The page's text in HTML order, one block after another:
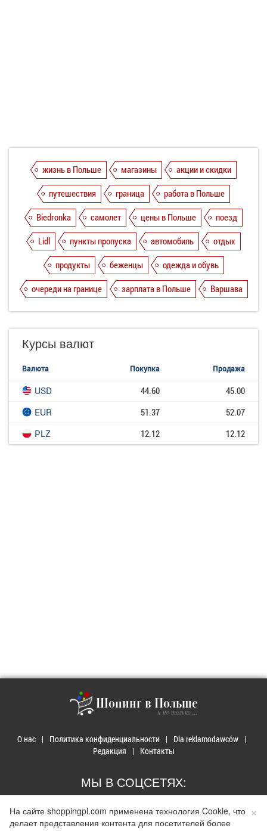
жизнь в Польше магазины
акции и скидки
путешествия
граница
работа в Польше
Biedronka
самолет цены в Польше
поезд
Lidl
пункты пропуска автомобиль
отдых
продукты
беженцы
одежда и обувь
очереди на границе
зарплата в Польше Варшава
Курсы валют
Валюта Покупка Продажа
USD 44.60
45.00
EUR
51.37
52.07
PLZ
12.12 12.12
Шопинг в Польше
и не только ...
О нас Политика конфиденциальности
Dla reklamodawców
Редакция
Контакты
МЫ В СОЦСЕТЯХ:
×
На сайте shoppingpl.com применена технология Cookie, что
делает представления контента для посетителей более